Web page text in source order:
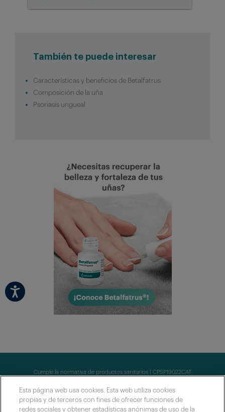
También te puede interesar
Características y beneficios de Betalfatrus
Composición de la uña
Psoriasis ungueal
Cumple la normativa de productos sanitarios | CPSP19022CAT
Contacto
Condiciones de uso
Esta página web usa cookies. Esta web utiliza cookies
propias y de terceros con fines de ofrecer funciones de
redes sociales y obtener estadísticas anónimas de uso de la